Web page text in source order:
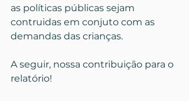
as políticas públicas sejam
contruidas em conjuto com as
demandas das crianças.
A seguir, nossa contribuição para o
relatório!